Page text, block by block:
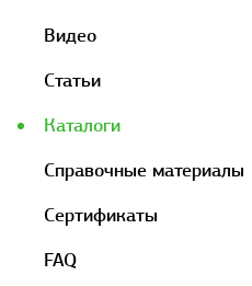
Видео
Статьи
Каталоги
Справочные материалы
Сертификаты
FAQ